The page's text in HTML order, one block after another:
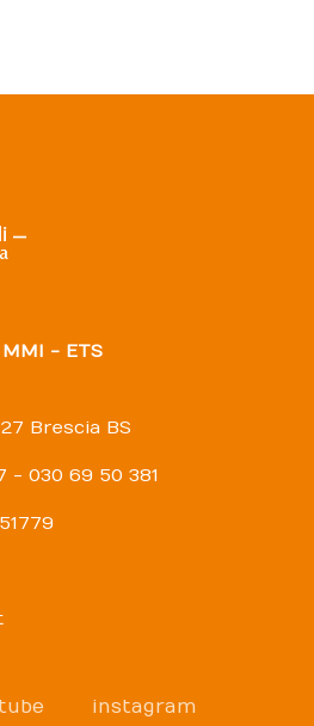
- ETS
Brescia BS
- 030 69 50 381
instagram